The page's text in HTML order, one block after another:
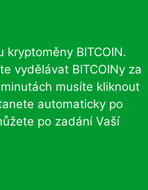
BITCOIN.
vydělávat BITCOINy za
musíte kliknout
automaticky po
po zadání Vaší